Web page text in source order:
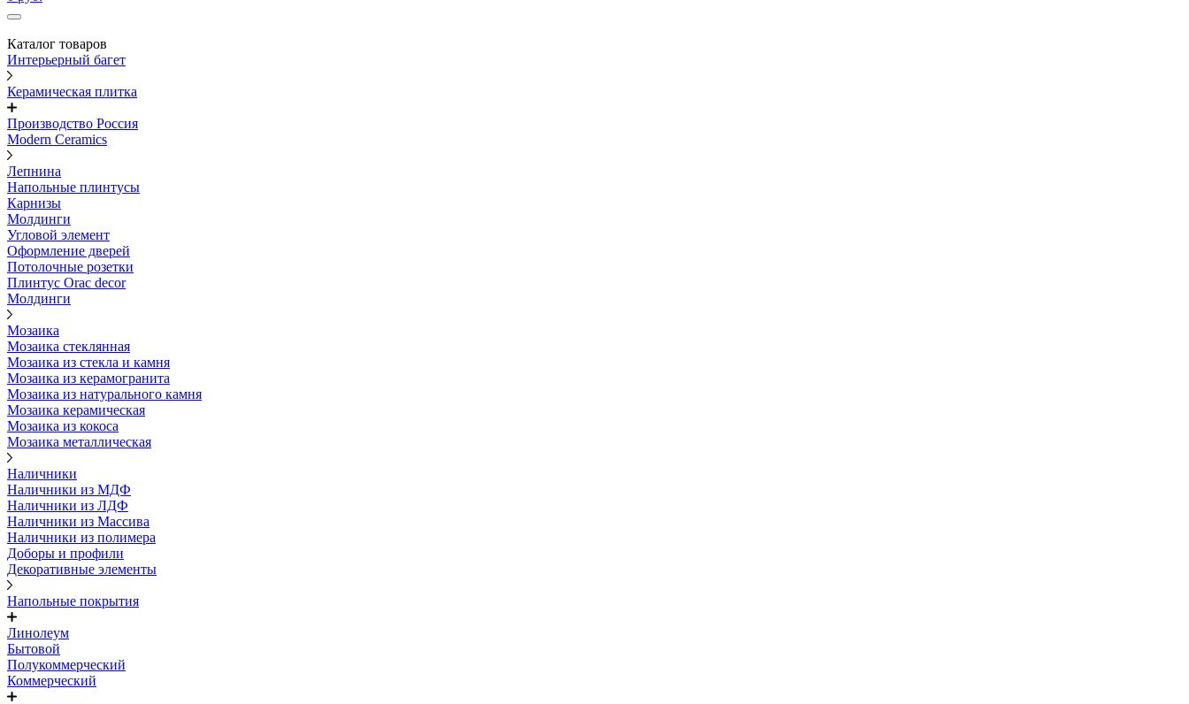
Каталог товаров
Интерьерный багет
Керамическая плитка
Производство Россия
Modern Ceramics
Лепнина
Напольные плинтусы
Карнизы
Молдинги
Угловой элемент
Оформление дверей
Потолочные розетки
Плинтус Orac decor
Молдинги
Мозаика
Мозаика стеклянная
Мозаика из стекла и камня
Мозаика из керамогранита
Мозаика из натурального камня
Мозаика керамическая
Мозаика из кокоса
Мозаика металлическая
Наличники
Наличники из МДФ
Наличники из ЛДФ
Наличники из Массива
Наличники из полимера
Доборы и профили
Декоративные элементы
Напольные покрытия
Линолеум
Бытовой
Полукоммерческий
Коммерческий